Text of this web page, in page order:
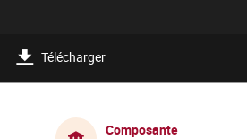
Télécharger
Composante